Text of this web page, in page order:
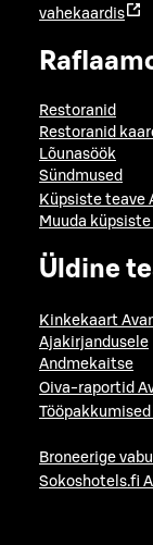
vahekaardis
Restoranid
Restoranid
Lõunasöök
Sündmused
Küpsiste teave
Muuda
Üldine
Kinkekaart
Ajakirjandusele
Andmekaitse
Oiva-raportid
Tööpakkumised
Broneerige
Sokoshotels.fi